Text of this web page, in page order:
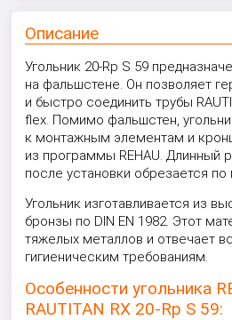
Описание
Угольник 20-Rp S 59
на фальшстене. Он позволяет
и быстро соединить трубы
flex. Помимо фальшстен,
к монтажным элементам и
из программы REHAU. Длинный
после установки обрезается
Угольник изготавливается из
бронзы по DIN EN 1982. Этот
тяжелых металлов и отвечает
гигиеническим требованиям.
Особенности угольника
RAUTITAN RX 20-Rp S 59: